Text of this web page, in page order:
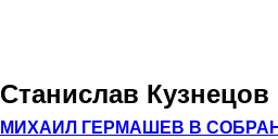
Станислав Кузнецов
МИХАИЛ ГЕРМАШЕВ В